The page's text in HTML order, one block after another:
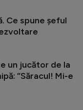
Ce spune șeful
un jucător de la
”Săracul! Mi-e